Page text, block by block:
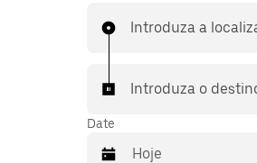
Introduza a
Introduza o
Date